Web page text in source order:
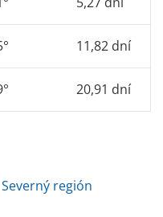
11,82 dní
20,91 dní
Severný región